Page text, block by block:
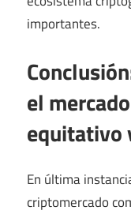
importantes.
el
equitativo
En última
criptomercado